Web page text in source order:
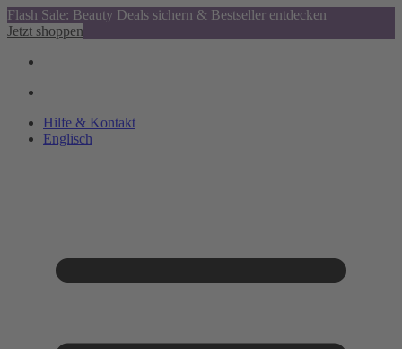
Flash Sale: Beauty Deals sichern & Bestseller entdecken
Jetzt shoppen
Hilfe & Kontakt
Englisch